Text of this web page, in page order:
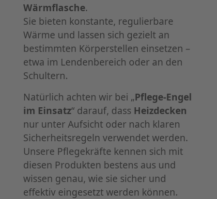
Wärmflasche.
Sie bieten konstante, regulierbare
Wärme und lassen sich gezielt an
bestimmten Körperstellen einsetzen –
etwa im Lendenbereich oder an den
Schultern.
Natürlich achten wir bei „Pflege-Engel
im Einsatz“ darauf, dass Heizdecken
nur unter Aufsicht oder nach klaren
Sicherheitsregeln verwendet werden.
Unsere Pflegekräfte kennen sich mit
diesen Produkten bestens aus und
wissen genau, wie sie sicher und
effektiv eingesetzt werden können.